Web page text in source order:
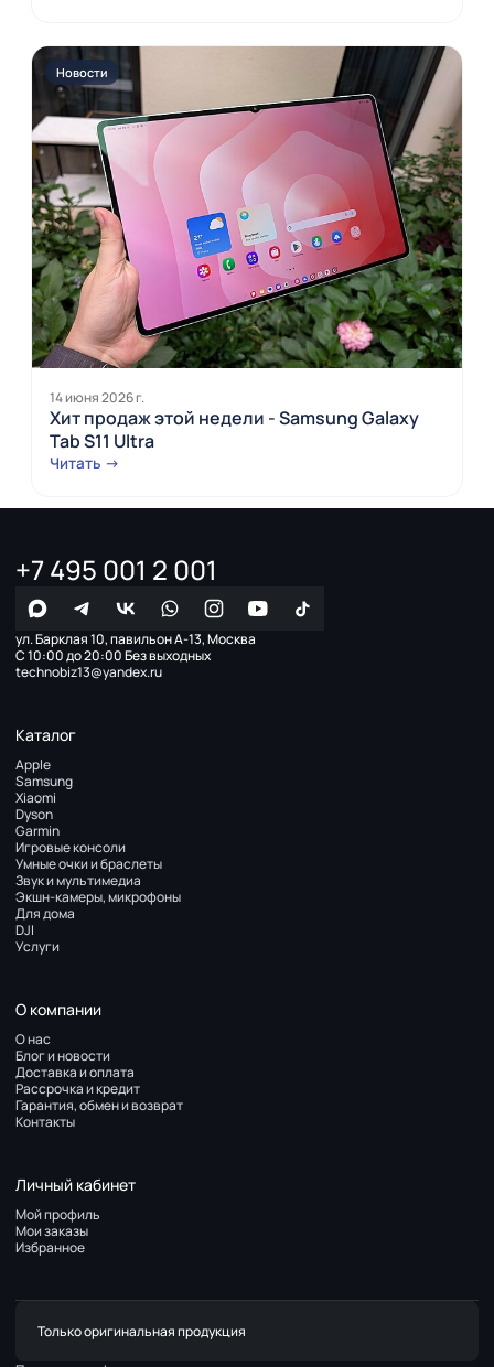
Новости
14 июня 2026 г.
Хит продаж этой недели - Samsung Galaxy
Tab S11 Ultra
Читать →
+7 495 001 2 001
ул. Барклая 10, павильон А-13, Москва
С 10:00 до 20:00 Без выходных
technobiz13@yandex.ru
Каталог
Apple
Samsung
Xiaomi
Dyson
Garmin
Игровые консоли
Умные очки и браслеты
Звук и мультимедиа
Экшн-камеры, микрофоны
Для дома
DJI
Услуги
О компании
О нас
Блог и новости
Доставка и оплата
Рассрочка и кредит
Гарантия, обмен и возврат
Контакты
Личный кабинет
Мой профиль
Мои заказы
Избранное
Только оригинальная продукция